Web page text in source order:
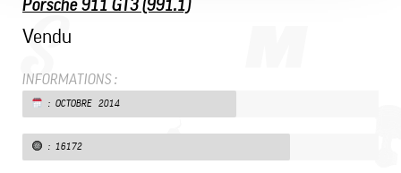
Porsche 911 GT3 (991.1)
Vendu
INFORMATIONS :
: OCTOBRE 2014
: 16172